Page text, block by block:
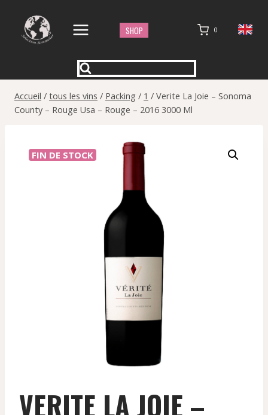
contenu
SHOP 0
Accueil / tous les vins / Packing / 1 / Verite La Joie – Sonoma
County – Rouge Usa – Rouge – 2016 3000 Ml
FIN DE STOCK
VERITE LA JOIE –